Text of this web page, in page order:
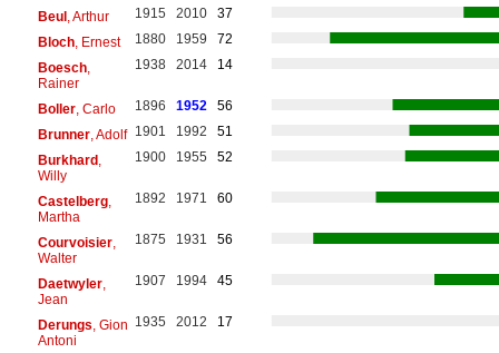
Beul, Arthur 1915 2010
37
Bloch, Ernest 1880 1959
72
Boesch,
Rainer
1938 2014 14
Boller, Carlo 1896 1952
56
Brunner, Adolf 1901 1992
51
Burkhard,
Willy
1900 1955 52
Castelberg,
Martha
1892 1971 60
Courvoisier,
Walter
1875 1931 56
Daetwyler,
Jean
1907 1994 45
Derungs , Gion
Antoni
1935 2012 17